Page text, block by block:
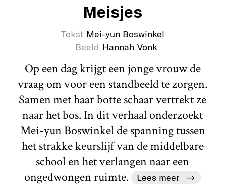
Meisjes
Tekst Mei-yun Boswinkel
Beeld Hannah Vonk
Op een dag krijgt een jonge vrouw de
vraag om voor een standbeeld te zorgen.
Samen met haar botte schaar vertrekt ze
naar het bos. In dit verhaal onderzoekt
Mei-yun Boswinkel de spanning tussen
het strakke keurslijf van de middelbare
school en het verlangen naar een
ongedwongen ruimte.
Lees meer